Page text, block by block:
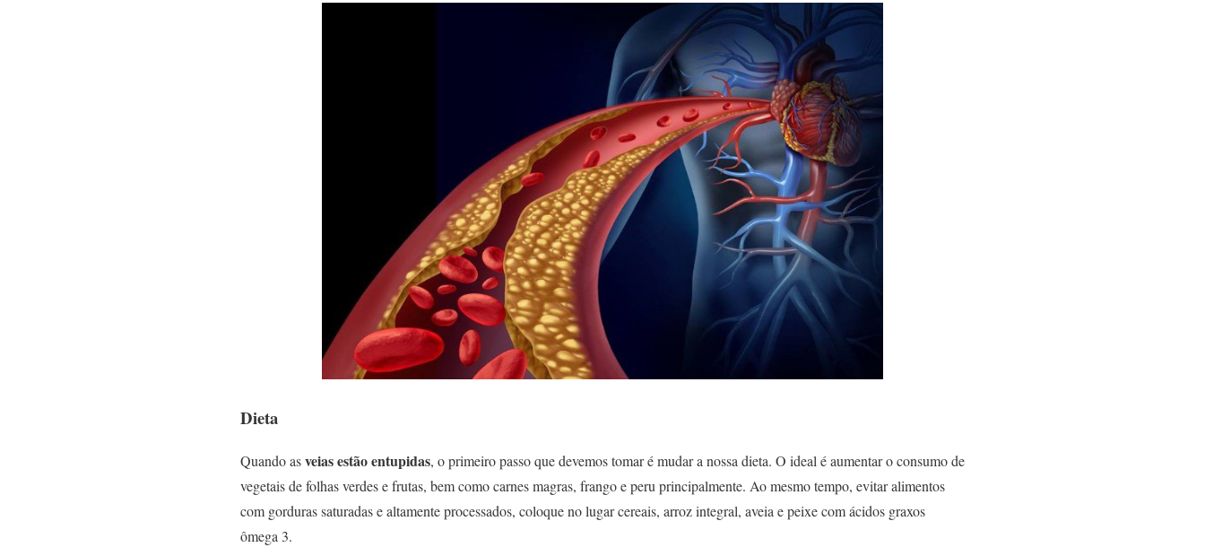
Dieta
Quando asveias estão entupidas, o primeiro passo que devemos tomar é mudar a nossa dieta. O ideal é aumentar o consumo de
vegetais de folhas verdes e frutas, bem como carnes magras, frango e peru principalmente. Ao mesmo tempo, evitar alimentos
com gorduras saturadas e altamente processados​​, coloque no lugar cereais, arroz integral, aveia e peixe com ácidos graxos
ômega 3.